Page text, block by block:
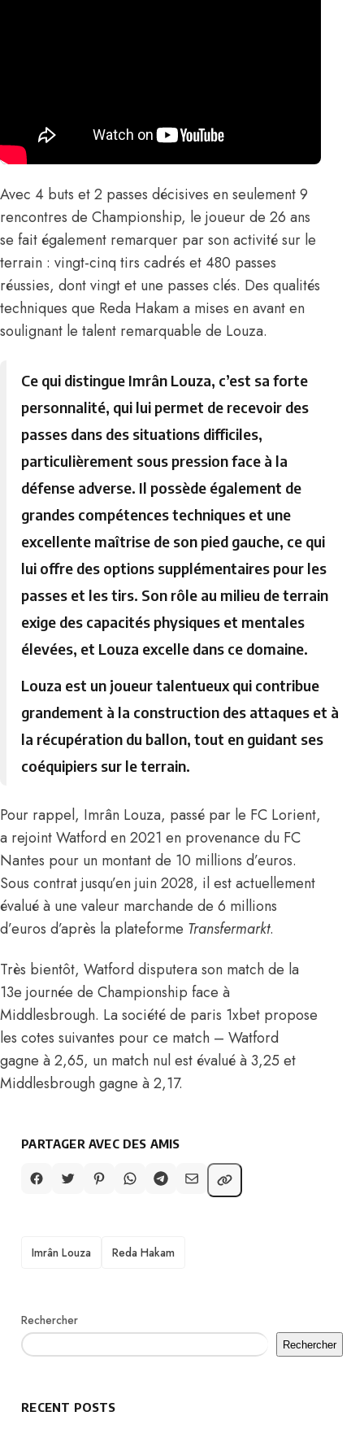
Avec 4 buts et 2 passes décisives en seulement 9
rencontres de Championship, le joueur de 26 ans
se fait également remarquer par son activité sur le
terrain : vingt-cinq tirs cadrés et 480 passes
réussies, dont vingt et une passes clés. Des qualités
techniques que Reda Hakam a mises en avant en
soulignant le talent remarquable de Louza.
Ce qui distingue Imrân Louza, c’est sa forte
personnalité, qui lui permet de recevoir des
passes dans des situations difficiles,
particulièrement sous pression face à la
défense adverse. Il possède également de
grandes compétences techniques et une
excellente maîtrise de son pied gauche, ce qui
lui offre des options supplémentaires pour les
passes et les tirs. Son rôle au milieu de terrain
exige des capacités physiques et mentales
élevées, et Louza excelle dans ce domaine.
Louza est un joueur talentueux qui contribue
grandement à la construction des attaques et à
la récupération du ballon, tout en guidant ses
coéquipiers sur le terrain.
Pour rappel, Imrân Louza, passé par le FC Lorient,
a rejoint Watford en 2021 en provenance du FC
Nantes pour un montant de 10 millions d’euros.
Sous contrat jusqu’en juin 2028, il est actuellement
évalué à une valeur marchande de 6 millions
d’euros d’après la plateforme Transfermarkt.
Très bientôt, Watford disputera son match de la
13e journée de Championship face à
Middlesbrough. La société de paris 1xbet propose
les cotes suivantes pour ce match – Watford
gagne à 2,65, un match nul est évalué à 3,25 et
Middlesbrough gagne à 2,17.
PARTAGER AVEC DES AMIS
TAGS
Imrân Louza Reda Hakam
Rechercher
Rechercher
RECENT POSTS